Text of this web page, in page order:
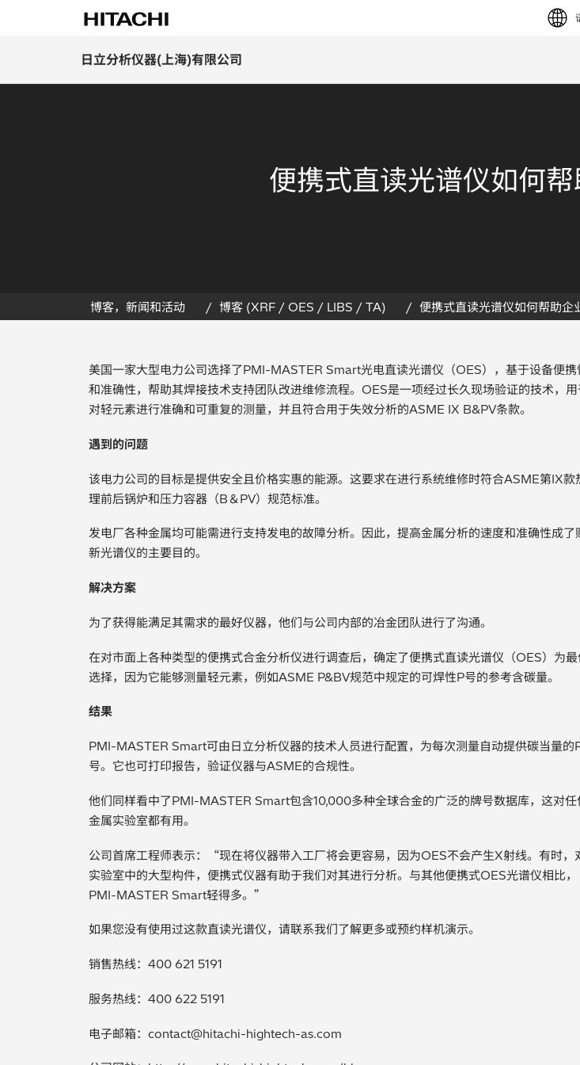
日立分析仪器(上海)有限公司
便携式直读光谱仪如何帮
博客，新闻和活动 博客 (XRF / OES / LIBS / TA) 便携式直读光谱仪如何帮助企
美国一家大型电力公司选择了PMI-MASTER Smart光电直读光谱仪（OES），基于设备便携
和准确性，帮助其焊接技术支持团队改进维修流程。OES是一项经过长久现场验证的技术，用
对轻元素进行准确和可重复的测量，并且符合用于失效分析的ASME IX B&PV条款。
遇到的问题
该电力公司的目标是提供安全且价格实惠的能源。这要求在进行系统维修时符合ASME第IX款
理前后锅炉和压力容器（B＆PV）规范标准。
发电厂各种金属均可能需进行支持发电的故障分析。因此，提高金属分析的速度和准确性成了
新光谱仪的主要目的。
解决方案
为了获得能满足其需求的最好仪器，他们与公司内部的冶金团队进行了沟通。
在对市面上各种类型的便携式合金分析仪进行调查后，确定了便携式直读光谱仪（OES）为最
选择，因为它能够测量轻元素，例如ASME P&BV规范中规定的可焊性P号的参考含碳量。
结果
PMI-MASTER Smart可由日立分析仪器的技术人员进行配置，为每次测量自动提供碳当量的
号。它也可打印报告，验证仪器与ASME的合规性。
他们同样看中了PMI-MASTER Smart包含10,000多种全球合金的广泛的牌号数据库，这对任
金属实验室都有用。
公司首席工程师表示：“现在将仪器带入工厂将会更容易，因为OES不会产生X射线。有时，
实验室中的大型构件，便携式仪器有助于我们对其进行分析。与其他便携式OES光谱仪相比，
PMI-MASTER Smart轻得多。”
如果您没有使用过这款直读光谱仪，请联系我们了解更多或预约样机演示。
销售热线：400 621 5191
服务热线：400 622 5191
电子邮箱： contact@hitachi-hightech-as.com